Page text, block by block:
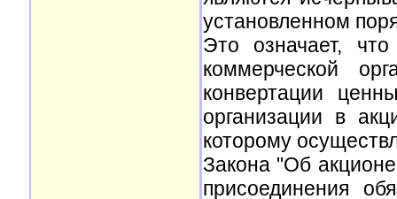
установленном
Это означает,
коммерческой
конвертации
организации в
которому
Закона "Об
присоединения